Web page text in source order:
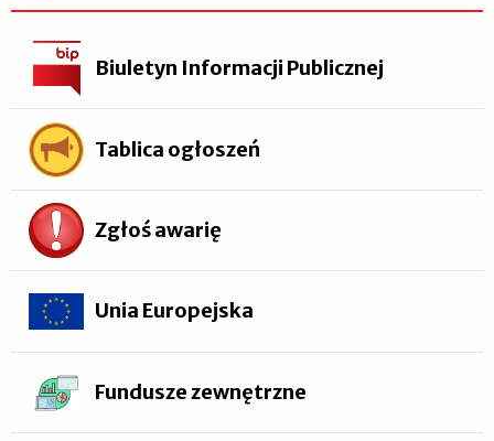
Biuletyn Informacji Publicznej
Tablica ogłoszeń
Zgłoś awarię
Unia Europejska
Fundusze zewnętrzne